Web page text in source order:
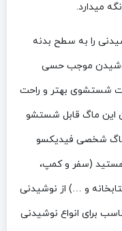
میدارد.
نوشیدنی را به سطح بدنه
نوشیدن موجب حسی
شستشوی بهتر و راحت
این ماگ قابل شستشو
ماگ شخصی فیدیکسو
هستید (سفر و کمپ،
و …) از نوشیدنی
برای انواع نوشیدنی